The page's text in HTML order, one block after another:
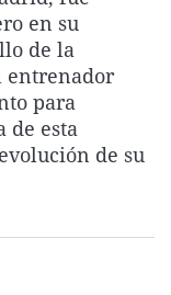
rosa de los vientos
viajera
el perro y el
de
Viuda
Rioja
en su
de la
entrenador
para
de esta
de su